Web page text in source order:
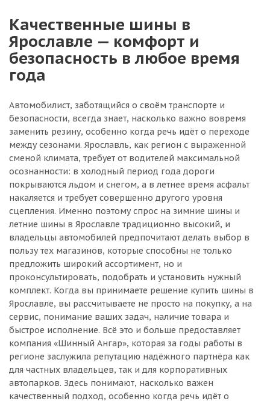
Качественные шины в
Ярославле — комфорт и
безопасность в любое время
года
Автомобилист, заботящийся о своём транспорте и
безопасности, всегда знает, насколько важно вовремя
заменить резину, особенно когда речь идёт о переходе
между сезонами. Ярославль, как регион с выраженной
сменой климата, требует от водителей максимальной
осознанности: в холодный период года дороги
покрываются льдом и снегом, а в летнее время асфальт
накаляется и требует совершенно другого уровня
сцепления. Именно поэтому спрос на зимние шины и
летние шины в Ярославле традиционно высокий, и
владельцы автомобилей предпочитают делать выбор в
пользу тех магазинов, которые способны не только
предложить широкий ассортимент, но и
проконсультировать, подобрать и установить нужный
комплект. Когда вы принимаете решение купить шины в
Ярославле, вы рассчитываете не просто на покупку, а на
сервис, понимание ваших задач, наличие товара и
быстрое исполнение. Всё это и больше предоставляет
компания «Шинный Ангар», которая за годы работы в
регионе заслужила репутацию надёжного партнёра как
для частных владельцев, так и для корпоративных
автопарков. Здесь понимают, насколько важен
качественный подход, особенно когда речь идёт о